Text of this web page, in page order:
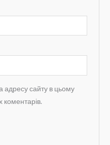
адресу сайту в цьому
коментарів.